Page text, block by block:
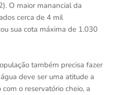
O maior manancial da
cerca de 4 mil
sua cota máxima de 1.030
também precisa fazer
deve ser uma atitude a
o reservatório cheio, a